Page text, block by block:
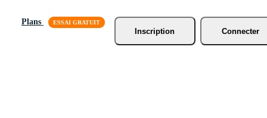
Plans
Inscription
Connecter